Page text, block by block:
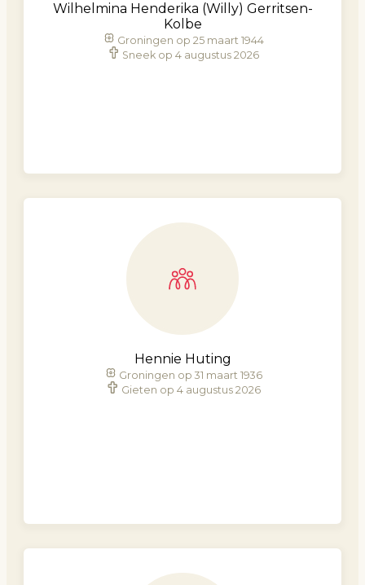
Wilhelmina Henderika (Willy) Gerritsen-
Kolbe
Groningen op 25 maart 1944
Sneek op 4 augustus 2026
Hennie Huting
Groningen op 31 maart 1936
Gieten op 4 augustus 2026